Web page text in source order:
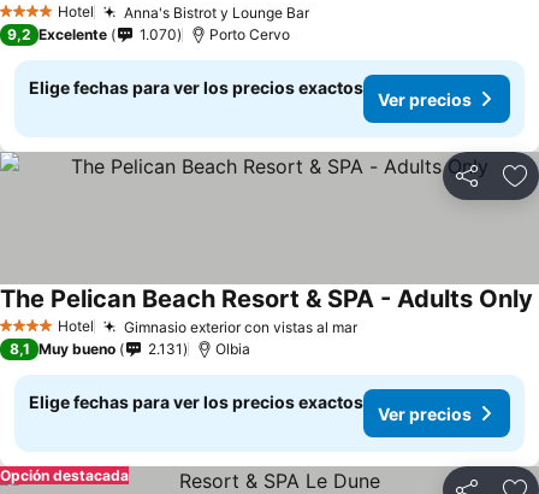
4 EstrellasHotel Anna's Bistrot y Lounge Bar
9,2 Excelente 1.070 Porto Cervo
Elige fechas para ver los precios exactos
Ver precios
Compartir
4 EstrellasHotel Gimnasio exterior con vistas al mar
The Pelican Beach Resort & SPA - Adults Only
8,1 Muy bueno 2.131 Olbia
Elige fechas para ver los precios exactos
Ver precios
Opción destacada